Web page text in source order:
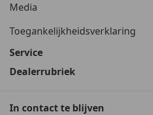
Media
Toegankelijkheidsverklaring
Service
Dealerrubriek
In contact te blijven